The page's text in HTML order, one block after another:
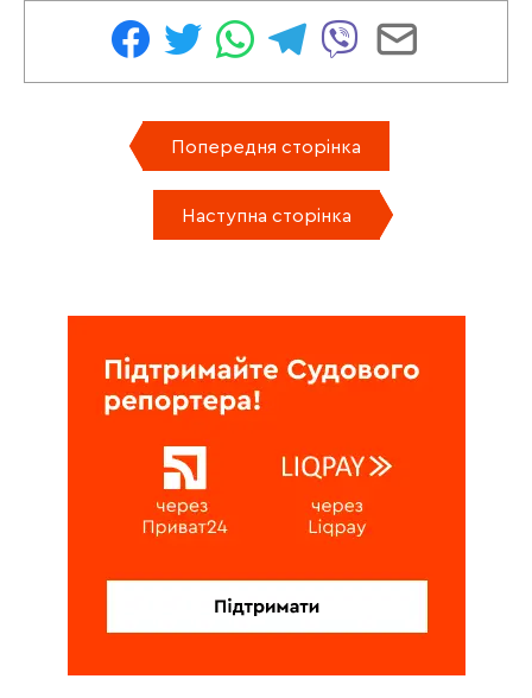
Попередня сторінка
Наступна сторінка